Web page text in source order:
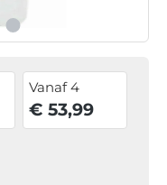
Vanaf 4
€ 53,99